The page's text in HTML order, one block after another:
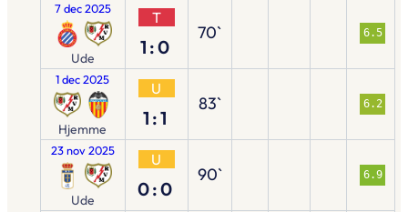
7 dec 2025
Ude
T
1:0
70` 6.5
1 dec 2025
Hjemme
U
1:1
83` 6.2
23 nov 2025
Ude
U
0:0
90` 6.9